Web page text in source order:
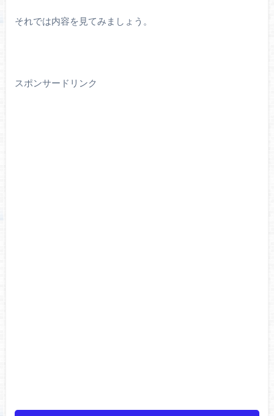
それでは内容を見てみましょう。
スポンサードリンク